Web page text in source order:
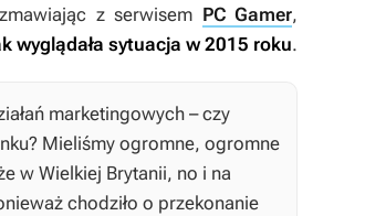
z serwisem PC Gamer,
wyglądała sytuacja w 2015 roku.
marketingowych – czy
Mieliśmy ogromne, ogromne
w Wielkiej Brytanii, no i na
chodziło o przekonanie